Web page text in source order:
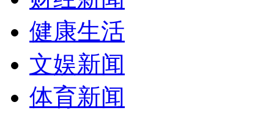
健康生活
文娱新闻
体育新闻